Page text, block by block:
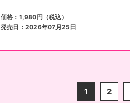
価格：1,980円（税込）
発売日：2026年07月25日
1 2